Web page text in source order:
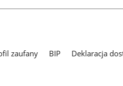
zaufany BIP
Deklaracja